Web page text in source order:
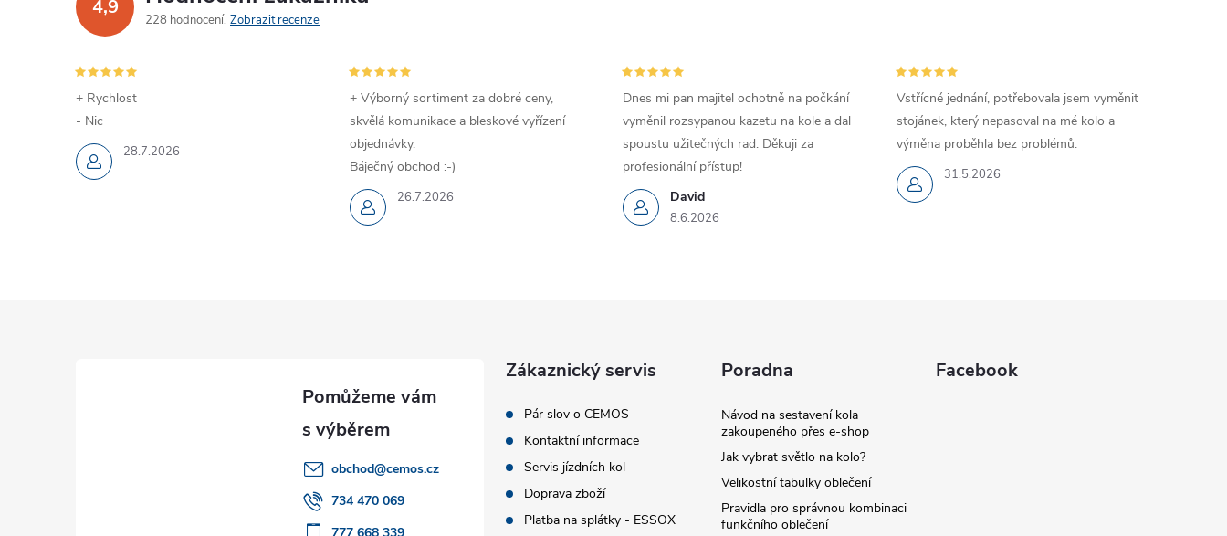
4,9
228 hodnocení Zobrazit recenze
28.7.2026
+ Rychlost
- Nic
26.7.2026
+ Výborný sortiment za dobré ceny,
skvělá komunikace a bleskové vyřízení
objednávky.
Báječný obchod :-)
David
8.6.2026
Dnes mi pan majitel ochotně na počkání
vyměnil rozsypanou kazetu na kole a dal
spoustu užitečných rad. Děkuji za
profesionální přístup!
31.5.2026
Vstřícné jednání, potřebovala jsem vyměnit
stojánek, který nepasoval na mé kolo a
výměna proběhla bez problémů.
obchod@cemos.cz
734 470 069
Zákaznický servis
Pár slov o CEMOS
Kontaktní informace
Servis jízdních kol
Doprava zboží
Platba na splátky - ESSOX
Poradna
Návod na sestavení kola
zakoupeného přes e-shop
Jak vybrat světlo na kolo?
Velikostní tabulky oblečení
Pravidla pro správnou kombinaci
funkčního oblečení
Facebook